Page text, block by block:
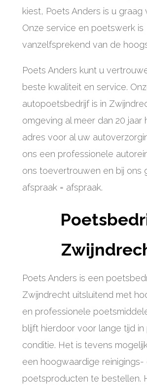
kiest, Poets Anders is u graag
Onze service en poetswerk is
vanzelfsprekend van de
Poets Anders kunt u
beste kwaliteit en service.
autopoetsbedrijf is in
omgeving al meer dan 20 jaar
adres voor al uw
ons een professionele
ons toevertrouwen en bij ons
afspraak = afspraak.
Poets Anders is een
Zwijndrecht uitsluitend met
en professionele
blijft hierdoor voor lange tijd
conditie. Het is tevens
een hoogwaardige reinigings-
poetsproducten te bestellen.